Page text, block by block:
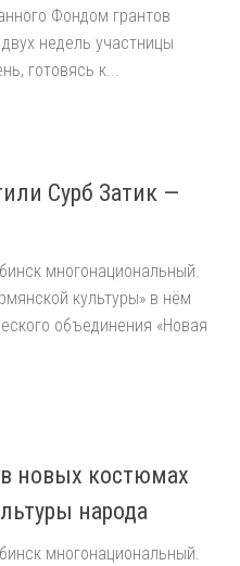
Фондом грантов
недель участницы
готовясь к...
Сурб Затик —
многонациональный.
культуры» в нём
объединения «Новая
новых костюмах
народа
многонациональный.